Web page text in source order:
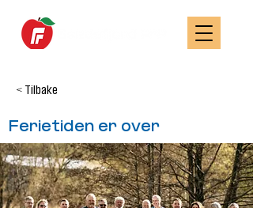
< Tilbake
Ferietiden er over